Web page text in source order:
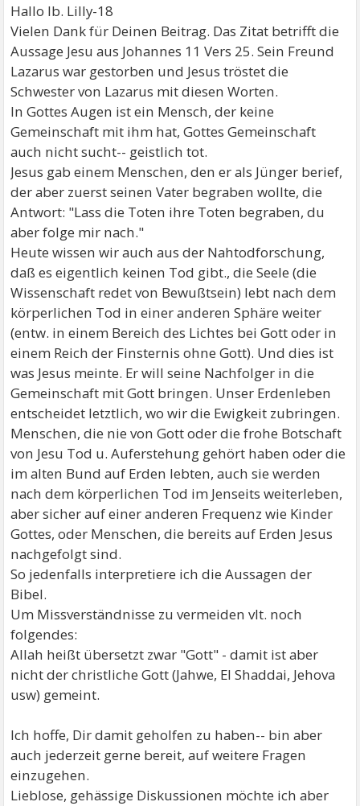
Hallo lb. Lilly-18
Vielen Dank für Deinen Beitrag. Das Zitat betrifft die
Aussage Jesu aus Johannes 11 Vers 25. Sein Freund
Lazarus war gestorben und Jesus tröstet die
Schwester von Lazarus mit diesen Worten.
In Gottes Augen ist ein Mensch, der keine
Gemeinschaft mit ihm hat, Gottes Gemeinschaft
auch nicht sucht-- geistlich tot.
Jesus gab einem Menschen, den er als Jünger berief,
der aber zuerst seinen Vater begraben wollte, die
Antwort: "Lass die Toten ihre Toten begraben, du
aber folge mir nach."
Heute wissen wir auch aus der Nahtodforschung,
daß es eigentlich keinen Tod gibt., die Seele (die
Wissenschaft redet von Bewußtsein) lebt nach dem
körperlichen Tod in einer anderen Sphäre weiter
(entw. in einem Bereich des Lichtes bei Gott oder in
einem Reich der Finsternis ohne Gott). Und dies ist
was Jesus meinte. Er will seine Nachfolger in die
Gemeinschaft mit Gott bringen. Unser Erdenleben
entscheidet letztlich, wo wir die Ewigkeit zubringen.
Menschen, die nie von Gott oder die frohe Botschaft
von Jesu Tod u. Auferstehung gehört haben oder die
im alten Bund auf Erden lebten, auch sie werden
nach dem körperlichen Tod im Jenseits weiterleben,
aber sicher auf einer anderen Frequenz wie Kinder
Gottes, oder Menschen, die bereits auf Erden Jesus
nachgefolgt sind.
So jedenfalls interpretiere ich die Aussagen der
Bibel.
Um Missverständnisse zu vermeiden vlt. noch
folgendes:
Allah heißt übersetzt zwar "Gott" - damit ist aber
nicht der christliche Gott (Jahwe, El Shaddai, Jehova
usw) gemeint.
Ich hoffe, Dir damit geholfen zu haben-- bin aber
auch jederzeit gerne bereit, auf weitere Fragen
einzugehen.
Lieblose, gehässige Diskussionen möchte ich aber